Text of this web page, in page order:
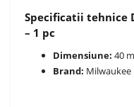
Specificatii tehnice
– 1 pc
Dimensiune: 40
Brand: Milwaukee